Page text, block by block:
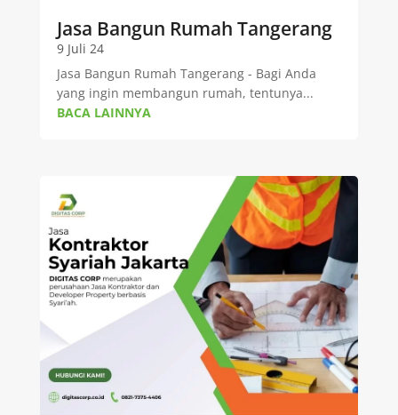
Jasa Bangun Rumah Tangerang
9 Juli 24
Jasa Bangun Rumah Tangerang - Bagi Anda
yang ingin membangun rumah, tentunya...
BACA LAINNYA